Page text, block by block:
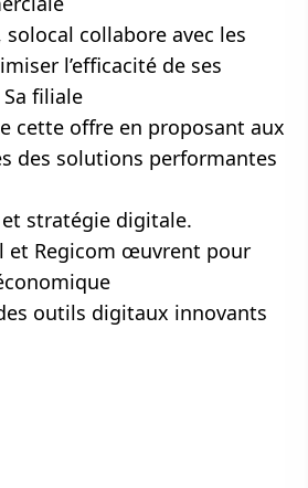
solocal collabore avec les
l’efficacité de ses
filiale
cette offre en proposant aux
des solutions performantes
stratégie digitale.
et Regicom œuvrent pour
outils digitaux innovants